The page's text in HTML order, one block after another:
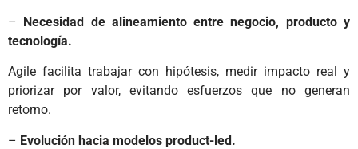
– Necesidad de alineamiento entre negocio, producto y
tecnología.
Agile facilita trabajar con hipótesis, medir impacto real y
priorizar por valor, evitando esfuerzos que no generan
retorno.
– Evolución hacia modelos product-led.